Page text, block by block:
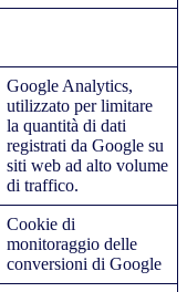
Google Analytics,
utilizzato per limitare
la quantità di dati
registrati da Google su
siti web ad alto volume
di traffico.
Cookie di
monitoraggio delle
conversioni di Google